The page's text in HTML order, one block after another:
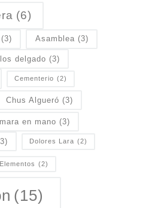
(6)
(3) Asamblea (3)
delgado (3)
Cementerio (2)
Chus Algueró (3)
en mano (3)
Dolores Lara (2)
Elementos (2)
(15)